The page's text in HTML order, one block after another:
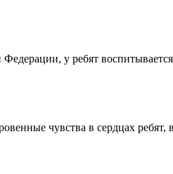
у ребят
чувства в сердцах ребят,